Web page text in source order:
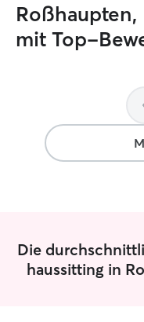
mit Top-
Die
haussitting in